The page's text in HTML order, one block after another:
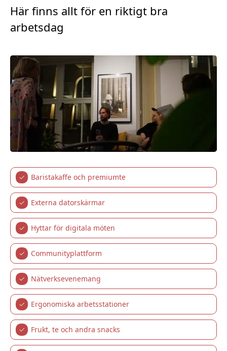
Här finns allt för en riktigt bra
arbetsdag
✓ Baristakaffe och premiumte
✓ Externa datorskärmar
✓ Hyttar för digitala möten
✓ Communityplattform
✓ Nätverksevenemang
✓ Ergonomiska arbetsstationer
✓ Frukt, te och andra snacks